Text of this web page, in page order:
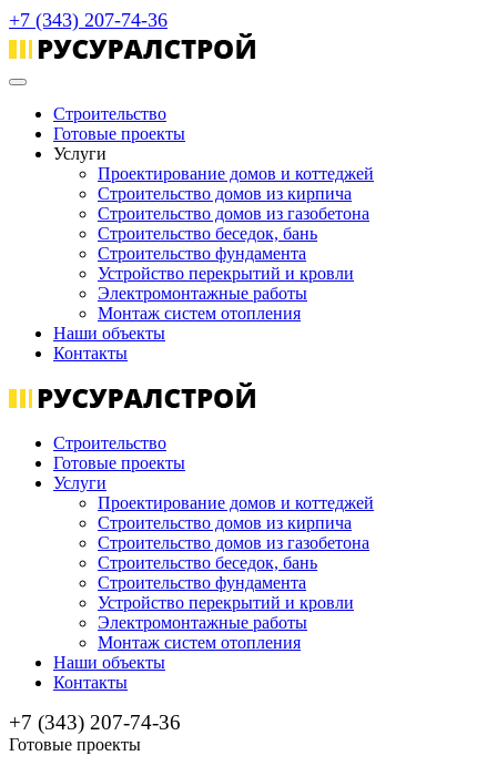
+7 (343) 207-74-36
Строительство
Готовые проекты
Услуги
Проектирование домов и коттеджей
Строительство домов из кирпича
Строительство домов из газобетона
Строительство беседок, бань
Строительство фундамента
Устройство перекрытий и кровли
Электромонтажные работы
Монтаж систем отопления
Наши объекты
Контакты
Строительство
Готовые проекты
Услуги
Проектирование домов и коттеджей
Строительство домов из кирпича
Строительство домов из газобетона
Строительство беседок, бань
Строительство фундамента
Устройство перекрытий и кровли
Электромонтажные работы
Монтаж систем отопления
Наши объекты
Контакты
+7 (343) 207-74-36
Готовые проекты